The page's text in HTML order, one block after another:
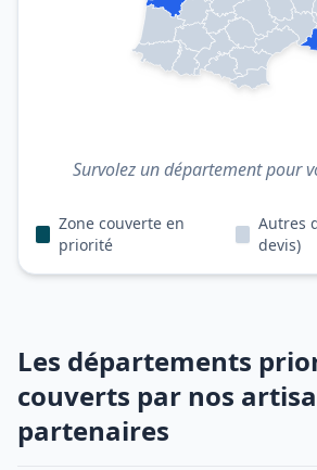
Survolez un département pour
Zone couverte en
priorité
Autres
devis)
Les départements
couverts par nos
partenaires